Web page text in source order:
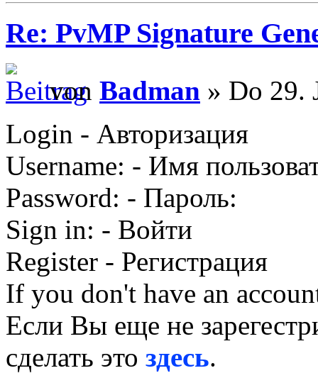
Re: PvMP Signature
von Badman » Do 29.
Login - Авторизация
Username: - Имя
Password: - Пароль:
Sign in: - Войти
Register - Регистрация
If you don't have an
Если Вы еще не
сделать это здесь.